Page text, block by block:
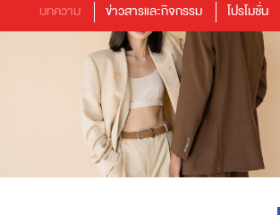
ธนาคาร ร้านอาหาร เอ็นเตอร์เท
เครื่องประดับ
การตกแต่งบ้าน แม่และ
เมกา สมาร์ท คิดส์ กีฬา
แกดเจ็ตและเทคโนโลยี
สุขภาพแ
บทความ ข่าวสารและกิจกรรม โปรโมชั่น